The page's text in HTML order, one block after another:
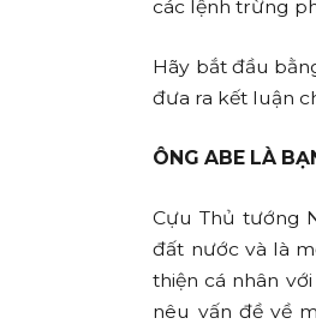
các lệnh trừng
Hãy bắt đầu
đưa ra kết luận
ÔNG ABE LÀ
Cựu Thủ tướng
đất nước và là
thiện cá nhân
nêu vấn đề về